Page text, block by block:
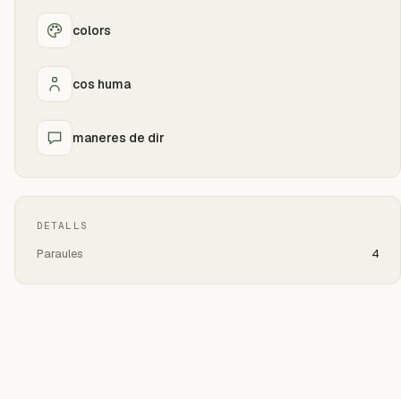
colors
cos huma
maneres de dir
DETALLS
Paraules 4